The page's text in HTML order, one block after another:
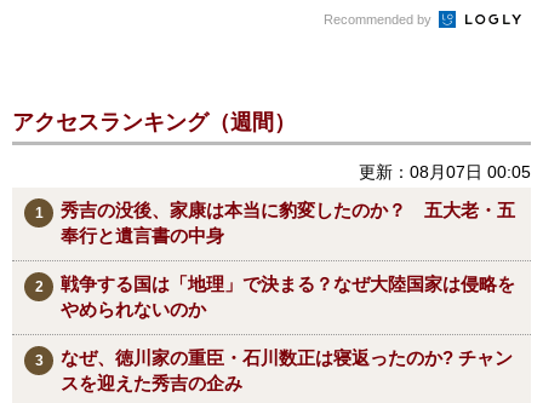
Recommended by
アクセスランキング（週間）
更新：08月07日 00:05
秀吉の没後、家康は本当に豹変したのか？ 五大老・五
奉行と遺言書の中身
戦争する国は「地理」で決まる？なぜ大陸国家は侵略を
やめられないのか
なぜ、徳川家の重臣・石川数正は寝返ったのか? チャン
スを迎えた秀吉の企み